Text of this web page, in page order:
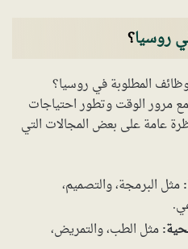
روسيا؟
المطلوبة في روسيا؟
مرور الوقت وتطور احتياجات
عامة على بعض المجالات التي
مثل البرمجة، والتصميم،
مثل الطب، والتمريض،